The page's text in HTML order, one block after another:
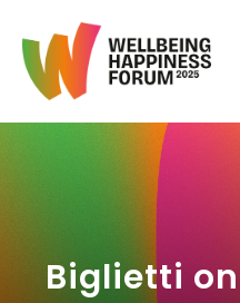
Biglietti